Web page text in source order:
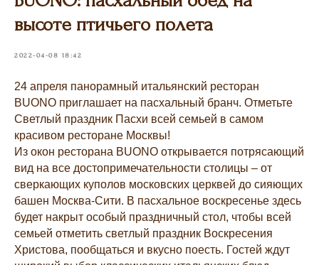
высоте птичьего полета
2022-04-08 18:42
24 апреля панорамный итальянский ресторан
BUONO приглашает на пасхальный бранч. Отметьте
Светлый праздник Пасхи всей семьей в самом
красивом ресторане Москвы!
Из окон ресторана BUONO открывается потрясающий
вид на все достопримечательности столицы – от
сверкающих куполов московских церквей до сияющих
башен Москва-Сити. В пасхальное воскресенье здесь
будет накрыт особый праздничный стол, чтобы всей
семьей отметить светлый праздник Воскресения
Христова, пообщаться и вкусно поесть. Гостей ждут